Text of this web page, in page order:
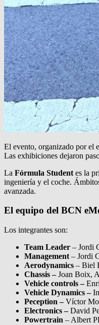
El evento, organizado por el
Las exhibiciones dejaron
La Fórmula Student es la
ingeniería y el coche.
avanzada.
El equipo del BCN
Los integrantes son:
Team Leader – Jordi
Management – Jordi
Aerodynamics – Biel
Chassis –Joan Boix,
Vehicle controls –
Vehicle Dynamics –
Peception –Víctor
Electronics –David
Powertrain – Albert